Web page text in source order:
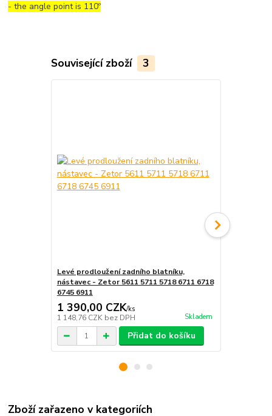
- the angle point is 110º
Související zboží 3
Levé prodloužení zadního blatníku,
nástavec - Zetor 5611 5711 5718 6711 6718
6745 6911
1 390,00 CZK/ks
1 148,76 CZK bez DPH Skladem
Přidat do košíku
Zboží zařazeno v kategoriích